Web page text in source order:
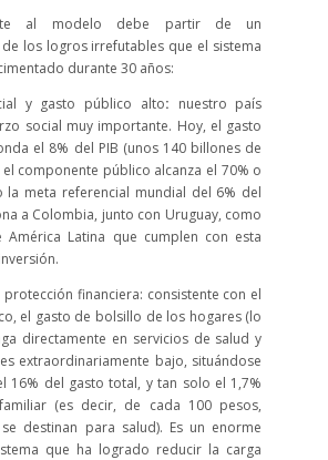
al modelo debe partir de un
los logros irrefutables que el sistema
durante 30 años:
y gasto público alto: nuestro país
social muy importante. Hoy, el gasto
el 8% del PIB (unos 140 billones de
el componente público alcanza el 70% o
la meta referencial mundial del 6% del
a Colombia, junto con Uruguay, como
América Latina que cumplen con esta
financiera: consistente con el
el gasto de bolsillo de los hogares (lo
directamente en servicios de salud y
extraordinariamente bajo, situándose
16% del gasto total, y tan solo el 1,7%
(es decir, de cada 100 pesos,
destinan para salud). Es un enorme
que ha logrado reducir la carga